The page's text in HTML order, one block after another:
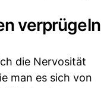
verprügeln
die Nervosität
man es sich von